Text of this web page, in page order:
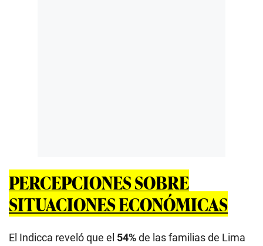
PERCEPCIONES SOBRE
SITUACIONES ECONÓMICAS
El Indicca reveló que el 54%de las familias de Lima